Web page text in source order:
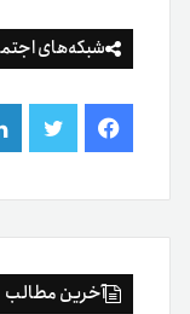
شبکه‌های
فیس
بوک
توییتر
آخرین مطالب